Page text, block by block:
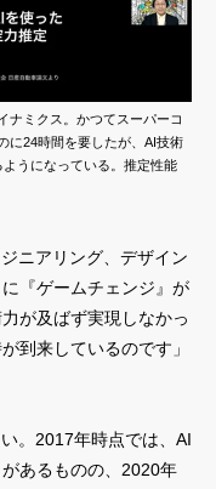
ナミクス。かつてスーパーコ
に24時間を要したが、AI技術
うになっている。推定性能
ニアリング、デザイン
『ゲームチェンジ』が
が及ばず実現しなかっ
到来しているのです」
。2017年時点では、AI
あるものの、2020年